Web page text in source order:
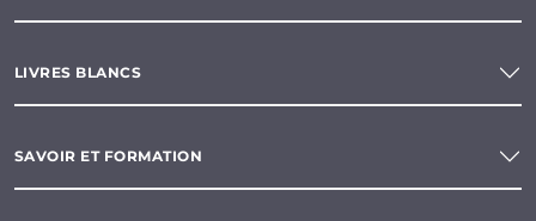
LIVRES BLANCS
SAVOIR ET FORMATION